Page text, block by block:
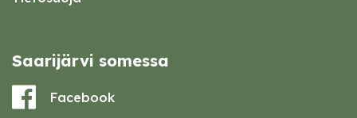
Saarijärvi somessa
Facebook